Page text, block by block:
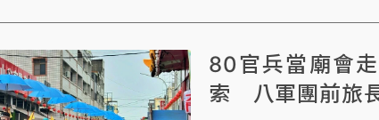
警進一步釐清。
80官兵當廟會
索 八軍團前旅